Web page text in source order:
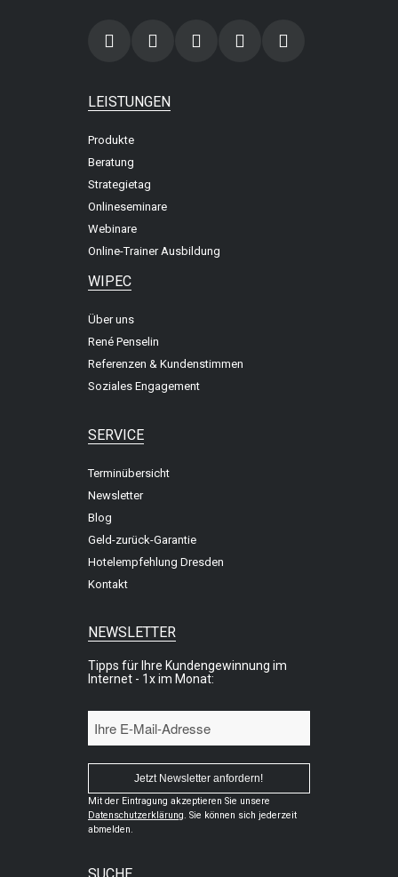
LEISTUNGEN
Produkte
Beratung
Strategietag
Onlineseminare
Webinare
Online-Trainer Ausbildung
WIPEC
Über uns
René Penselin
Referenzen & Kundenstimmen
Soziales Engagement
SERVICE
Terminübersicht
Newsletter
Blog
Geld-zurück-Garantie
Hotelempfehlung Dresden
Kontakt
NEWSLETTER
Tipps für Ihre Kundengewinnung im
Internet - 1x im Monat:
Mit der Eintragung akzeptieren Sie unsere
Datenschutzerklärung. Sie können sich jederzeit
abmelden.